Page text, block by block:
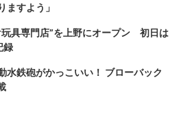
ますよう」
玩具専門店”を上野にオープン 初日は
録
水鉄砲がかっこいい！ ブローバック